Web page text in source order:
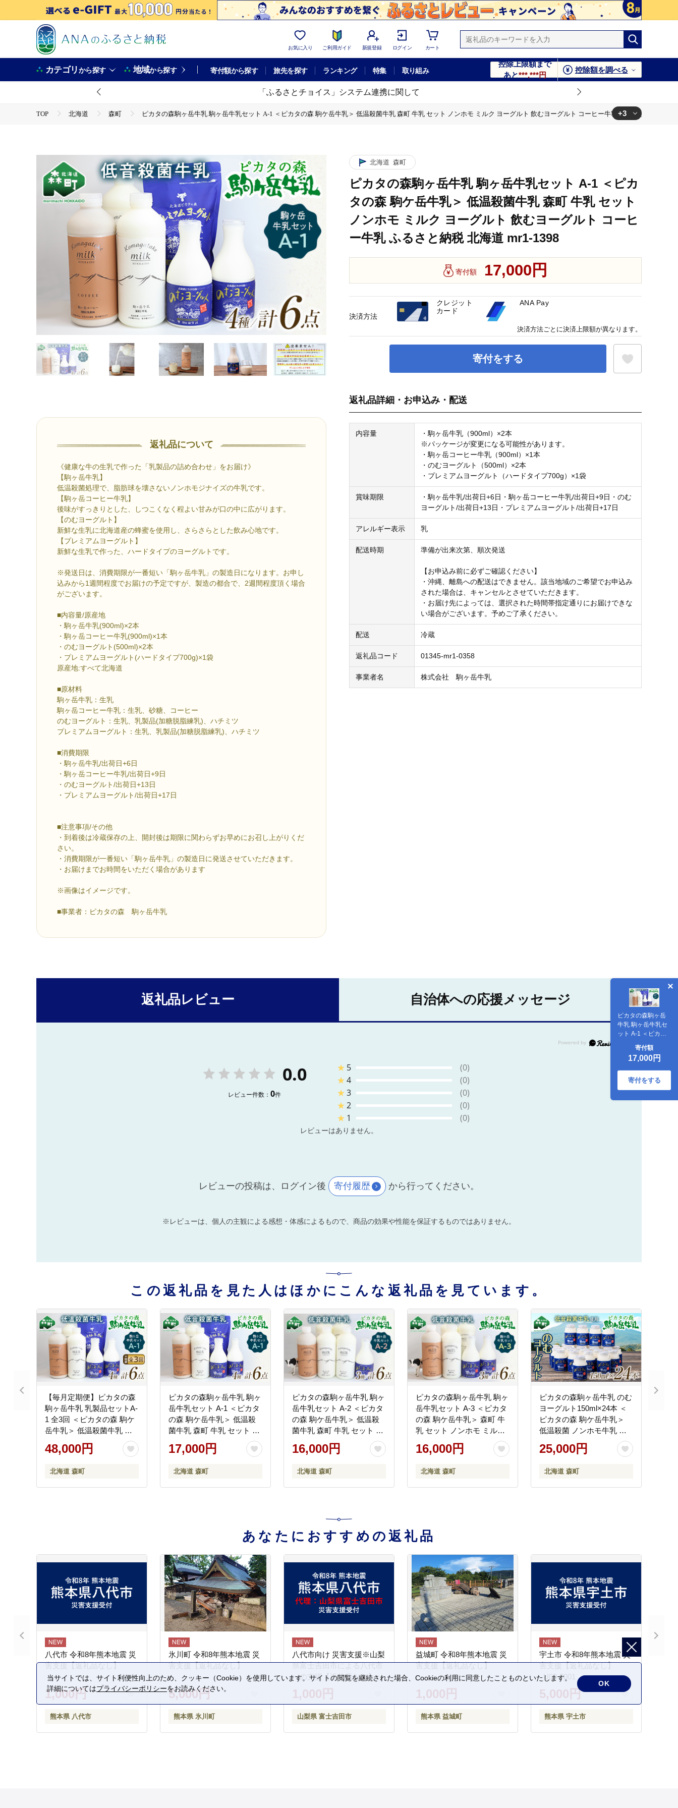
お気に入り ご利用ガイド 新規登録 ログイン カート
カテゴリから探す 地域から探す 寄付額から探す 旅先を探す ランキング 特集 取り組み
控除上限額まで
あと***,***円
控除額を調べる
「ふるさとチョイス」システム連携に関して
TOP 北海道 森町
ピカタの森駒ヶ岳牛乳 駒ヶ岳牛乳セット A-1 ＜ピカタの森 駒ケ岳牛乳＞ 低温殺菌牛乳 森町 牛乳 セット ノンホモ ミルク ヨーグルト 飲むヨーグルト コーヒー牛乳 ふるさと納税 北海
飲料（酒以外）
ほかの飲料
ピカタの森駒ヶ岳牛乳 駒ヶ岳牛乳セット A-1 ＜ピカタの森 駒ケ岳牛乳＞ 低温殺菌牛乳 森町 牛乳 セット ノンホモ ミルク ヨーグルト 飲むヨーグルト コーヒー牛乳 ふるさと納税 北海道 mr1-1398
+3
返礼品について
《健康な牛の生乳で作った「乳製品の詰め合わせ」をお届け》
【駒ヶ岳牛乳】
低温殺菌処理で、脂肪球を壊さないノンホモジナイズの牛乳です。
【駒ヶ岳コーヒー牛乳】
後味がすっきりとした、しつこくなく程よい甘みが口の中に広がります。
【のむヨーグルト】
新鮮な生乳に北海道産の蜂蜜を使用し、さらさらとした飲み心地です。
【プレミアムヨーグルト】
新鮮な生乳で作った、ハードタイプのヨーグルトです。
※発送日は、消費期限が一番短い「駒ヶ岳牛乳」の製造日になります。お申し
込みから1週間程度でお届けの予定ですが、製造の都合で、2週間程度頂く場合
がございます。
■内容量/原産地
・駒ヶ岳牛乳(900ml)×2本
・駒ヶ岳コーヒー牛乳(900ml)×1本
・のむヨーグルト(500ml)×2本
・プレミアムヨーグルト(ハードタイプ700g)×1袋
原産地:すべて北海道
■原材料
駒ヶ岳牛乳：生乳
駒ヶ岳コーヒー牛乳：生乳、砂糖、コーヒー
のむヨーグルト：生乳、乳製品(加糖脱脂練乳)、ハチミツ
プレミアムヨーグルト：生乳、乳製品(加糖脱脂練乳)、ハチミツ
■消費期限
・駒ヶ岳牛乳/出荷日+6日
・駒ヶ岳コーヒー牛乳/出荷日+9日
・のむヨーグルト/出荷日+13日
・プレミアムヨーグルト/出荷日+17日
■注意事項/その他
・到着後は冷蔵保存の上、開封後は期限に関わらずお早めにお召し上がりくだ
さい。
・消費期限が一番短い「駒ヶ岳牛乳」の製造日に発送させていただきます。
・お届けまでお時間をいただく場合があります
※画像はイメージです。
■事業者：ピカタの森 駒ヶ岳牛乳
北海道 森町
ピカタの森駒ヶ岳牛乳 駒ヶ岳牛乳セット A-1 ＜ピカ
タの森 駒ケ岳牛乳＞ 低温殺菌牛乳 森町 牛乳 セット
ノンホモ ミルク ヨーグルト 飲むヨーグルト コーヒ
ー牛乳 ふるさと納税 北海道 mr1-1398
寄付額 17,000円
寄付をする
ピカタの森駒ヶ岳
牛乳 駒ヶ岳牛乳セ
ット A-1 ＜ピカタ
低温殺菌牛乳 森町
牛乳 セット ノンホ
モ ミルク ヨーグル
ト 飲むヨーグルト
コーヒー牛乳 ふる
寄付額
17,000円
寄付をする
返礼品詳細・お申込み・配送
内容量
・駒ヶ岳牛乳（900ml）×2本
※パッケージが変更になる可能性があります。
・駒ヶ岳コーヒー牛乳（900ml）×1本
・のむヨーグルト（500ml）×2本
・プレミアムヨーグルト（ハードタイプ700g）×1袋
賞味期限
・駒ヶ岳牛乳/出荷日+6日・駒ヶ岳コーヒー牛乳/出荷日+9日・のむ
ヨーグルト/出荷日+13日・プレミアムヨーグルト/出荷日+17日
アレルギー表示 乳
配送時期 準備が出来次第、順次発送
【お申込み前に必ずご確認ください】
・沖縄、離島への配送はできません。該当地域のご希望でお申込み
された場合は、キャンセルとさせていただきます。
・お届け先によっては、選択された時間帯指定通りにお届けできな
い場合がございます。予めご了承ください。
配送 冷蔵
返礼品コード 01345-mr1-0358
事業者名 株式会社 駒ヶ岳牛乳
決済方法
クレジット
カード
ANA Pay
決済方法ごとに決済上限額が異なります。
返礼品レビュー 自治体への応援メッセージ
0.0
レビュー件数： 0件
★ 5
(0)
★4
(0)
★3
(0)
★2
(0)
★ 1 (0)
レビューはありません。
レビューの投稿は、ログイン後 寄付履歴 から行ってください。
※レビューは、個人の主観による感想・体感によるもので、商品の効果や性能を保証するものではありません。
この返礼品を見た人はほかにこんな返礼品を見ています。
【毎月定期便】ピカタの森
駒ヶ岳牛乳 乳製品セットA-
1 全3回 ＜ピカタの森 駒ケ
岳牛乳＞ 低温殺菌牛乳 森
町 牛乳 セット ノンホモ ミ
ルク ヨーグルト 飲むヨー
さと納税 北海道 mr1-1403
48,000円
北海道 森町
ピカタの森駒ヶ岳牛乳 駒ヶ
岳牛乳セット A-1 ＜ピカタ
の森 駒ケ岳牛乳＞ 低温殺
菌牛乳 森町 牛乳 セット ノ
ンホモ ミルク ヨーグルト
飲むヨーグルト コーヒー牛
mr1-1398
17,000円
北海道 森町
ピカタの森駒ヶ岳牛乳 駒ヶ
岳牛乳セット A-2 ＜ピカタ
の森 駒ケ岳牛乳＞ 低温殺
菌牛乳 森町 牛乳 セット ノ
ンホモ ミルク ヨーグルト
飲むヨーグルト コーヒー牛
mr1-1399
16,000円
北海道 森町
ピカタの森駒ヶ岳牛乳 駒ヶ
岳牛乳セット A-3 ＜ピカタ
の森 駒ケ岳牛乳＞ 森町 牛
乳 セット ノンホモ ミルク
ヨーグルト 飲むヨーグルト
コーヒー牛乳 ふるさと納税
16,000円
北海道 森町
ピカタの森駒ヶ岳牛乳 のむ
ヨーグルト150ml×24本 ＜
ピカタの森 駒ケ岳牛乳＞
低温殺菌 ノンホモ牛乳 森
町ヨーグルト 飲むヨーグル
ト 乳製品 ふるさと納税 北
25,000円
北海道 森町
あなたにおすすめの返礼品
八代市 令和8年熊本地震 災
害支援【返礼品なし】
1,000円
熊本県 八代市
氷川町 令和8年熊本地震 災
害支援【返礼品なし】
5,000円
熊本県 氷川町
八代市向け 災害支援※山梨
県富士吉田市による八代市
への支援【返礼品なし】
1,000円
山梨県 富士吉田市
益城町 令和8年熊本地震 災
害支援【返礼品なし】
1,000円
熊本県 益城町
宇土市 令和8年熊本地震 災
害支援【返礼品なし】
_U00-0001
5,000円
熊本県 宇土市
当サイトでは、サイト利便性向上のため、クッキー（Cookie）を使用しています。サイトの閲覧を継続された場合、Cookieの利用に同意したことものといたします。
詳細についてはプライバシーポリシーをお読みください。
OK